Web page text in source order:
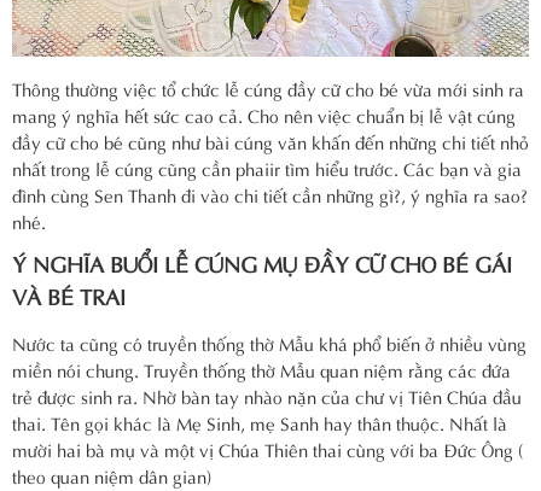
Thông thường việc tổ chức lễ cúng đầy cữ cho bé vừa mới sinh ra
mang ý nghĩa hết sức cao cả. Cho nên việc chuẩn bị lễ vật cúng
đầy cữ cho bé cũng như bài cúng văn khấn đến những chi tiết nhỏ
nhất trong lễ cúng cũng cần phaiir tìm hiểu trước. Các bạn và gia
đình cùng Sen Thanh đi vào chi tiết cần những gì?, ý nghĩa ra sao?
nhé.
Ý NGHĨA BUỔI LỄ CÚNG MỤ ĐẦY CỮ CHO BÉ GÁI
VÀ BÉ TRAI
Nước ta cũng có truyền thống thờ Mẫu khá phổ biến ở nhiều vùng
miền nói chung. Truyền thống thờ Mẫu quan niệm rằng các đứa
trẻ được sinh ra. Nhờ bàn tay nhào nặn của chư vị Tiên Chúa đầu
thai. Tên gọi khác là Mẹ Sinh, mẹ Sanh hay thân thuộc. Nhất là
mười hai bà mụ và một vị Chúa Thiên thai cùng với ba Đức Ông (
theo quan niệm dân gian)